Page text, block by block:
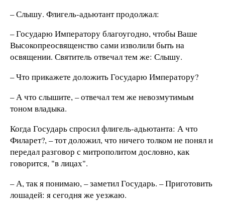
– Слышу. Флигель-адьютант продолжал:
– Государю Императору благоугодно, чтобы Ваше
Высокопреосвященство сами изволили быть на
освящении. Святитель отвечал тем же: Слышу.
– Что прикажете доложить Государю Императору?
– А что слышите, – отвечал тем же невозмутимым
тоном владыка.
Когда Государь спросил флигель-адьютанта: А что
Филарет?, – тот доложил, что ничего толком не понял и
передал разговор с митрополитом дословно, как
говорится, "в лицах".
– А, так я понимаю, – заметил Государь. – Приготовить
лошадей: я сегодня же уезжаю.